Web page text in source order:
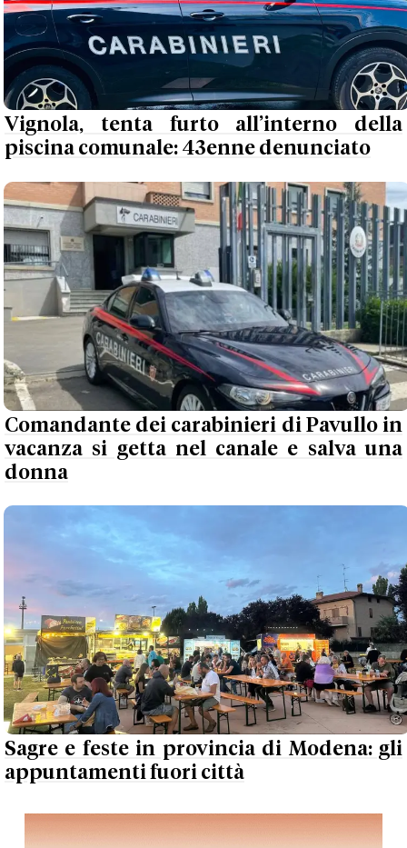
Vignola, tenta furto all’interno della
piscina comunale: 43enne denunciato
Comandante dei carabinieri di Pavullo in
vacanza si getta nel canale e salva una
donna
Sagre e feste in provincia di Modena: gli
appuntamenti fuori città